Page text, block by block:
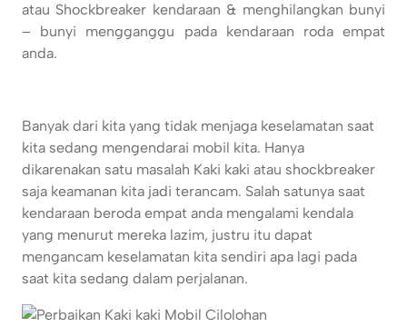
atau Shockbreaker kendaraan & menghilangkan bunyi
– bunyi mengganggu pada kendaraan roda empat
anda.
Banyak dari kita yang tidak menjaga keselamatan saat
kita sedang mengendarai mobil kita. Hanya
dikarenakan satu masalah Kaki kaki atau shockbreaker
saja keamanan kita jadi terancam. Salah satunya saat
kendaraan beroda empat anda mengalami kendala
yang menurut mereka lazim, justru itu dapat
mengancam keselamatan kita sendiri apa lagi pada
saat kita sedang dalam perjalanan.